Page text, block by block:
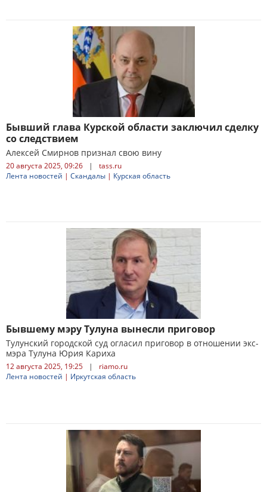
Бывший глава Курской области заключил сделку
со следствием
Алексей Смирнов признал свою вину
20 августа 2025, 09:26 |
tass.ru
Лента новостей | Скандалы | Курская область
Бывшему мэру Тулуна вынесли приговор
Тулунский городской суд огласил приговор в отношении экс-
мэра Тулуна Юрия Кариха
12 августа 2025, 19:25 |
riamo.ru
Лента новостей | Иркутская область